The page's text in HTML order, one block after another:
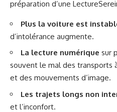
préparation d’une
Plus la voiture est
d’intolérance augmente.
La lecture numérique sur
souvent le mal des transports
et des mouvements d’image.
Les trajets longs non
et l’inconfort.